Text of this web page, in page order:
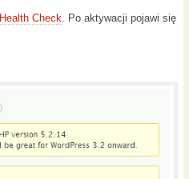
Health Check . Po aktywacji pojawi się